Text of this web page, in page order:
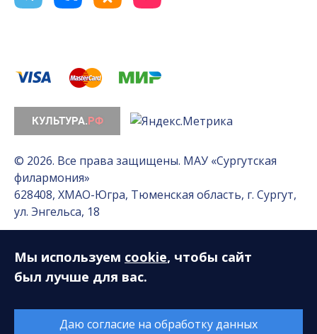
© 2026. Все права защищены. МАУ «Сургутская
филармония»
628408, ХМАО-Югра, Тюменская область, г. Сургут,
ул. Энгельса, 18
Разработка сайта — Интернет-лаборатория
«Делиссимо»
Обслуживание сайта —А1 Интернет-Эксперт
Мы используем cookie, чтобы сайт
был лучше для вас.
Даю согласие на обработку данных